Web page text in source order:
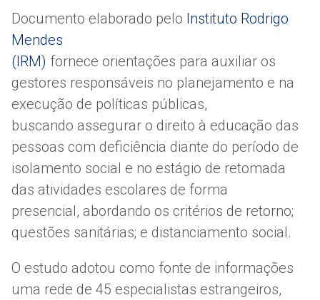
Documento elaborado pelo Instituto Rodrigo
Mendes
(IRM) fornece orientações para auxiliar os
gestores responsáveis no planejamento e na
execução de políticas públicas,
buscando assegurar o direito à educação das
pessoas com deficiência diante do período de
isolamento social e no estágio de retomada
das atividades escolares de forma
presencial, abordando os critérios de retorno;
questões sanitárias; e distanciamento social.
O estudo adotou como fonte de informações
uma rede de 45 especialistas estrangeiros,